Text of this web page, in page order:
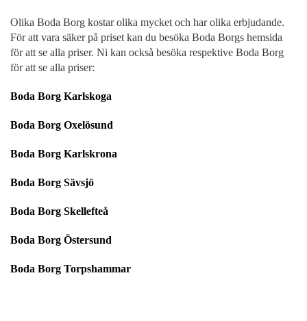
Olika Boda Borg kostar olika mycket och har olika erbjudande.
För att vara säker på priset kan du besöka Boda Borgs hemsida
för att se alla priser. Ni kan också besöka respektive Boda Borg
för att se alla priser:
Boda Borg Karlskoga
Boda Borg Oxelösund
Boda Borg Karlskrona
Boda Borg Sävsjö
Boda Borg Skellefteå
Boda Borg Östersund
Boda Borg Torpshammar